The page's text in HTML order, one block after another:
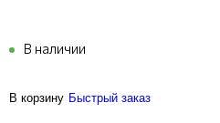
В наличии
В корзину Быстрый заказ